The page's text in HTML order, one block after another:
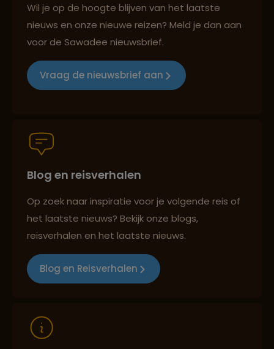
Lees meer over Merapi
Lees meer over Nusa Lembongan
Lees meer over Prambanan
Tempelcomplex
Lees meer over Pulau Weh
Lees meer over Pura Besakih
Groepsreizen mét indivuele vrijheid
Best beoordeelde reisroutes
Reizen met oog voor mens, cultuur en milieu
Wil je op de hoogte blijven van het laatste
nieuws en onze nieuwe reizen? Meld je dan aan
voor de Sawadee nieuwsbrief.
Vraag de nieuwsbrief aan
Blog en reisverhalen
Op zoek naar inspiratie voor je volgende reis of
het laatste nieuws? Bekijk onze blogs,
reisverhalen en het laatste nieuws.
Blog en Reisverhalen